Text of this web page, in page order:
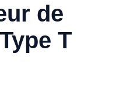
de
T